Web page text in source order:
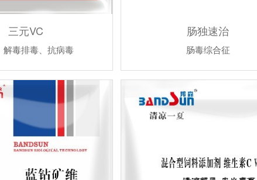
三元VC
解毒排毒、抗病毒
肠独速治
肠毒综合征